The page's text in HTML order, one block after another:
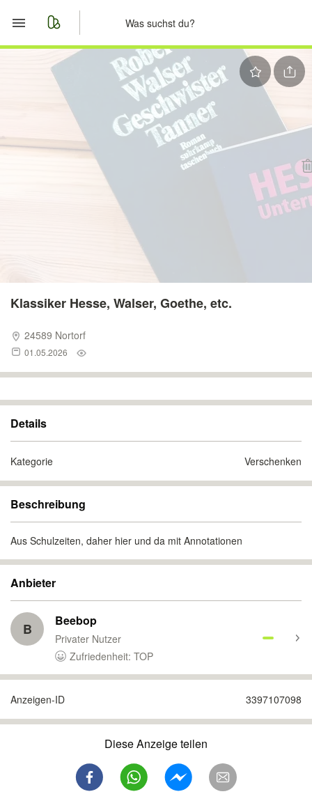
Start
Merkliste
Nachrichten
Anzeige aufgeben
Klassiker Hesse, Walser, Goethe, etc.
24589 Nortorf
01.05.2026
Details
Kategorie Verschenken
Beschreibung
Aus Schulzeiten, daher hier und da mit Annotationen
Anbieter
B Beebop
Privater Nutzer
Zufriedenheit: TOP
Anzeigen-ID 3397107098
Diese Anzeige teilen